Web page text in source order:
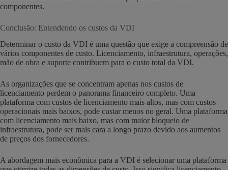
componentes.
Conclusão: Entendendo os custos da VDI
Determinar o custo da VDI é uma questão que exige a compreensão de
vários componentes de custo. Licenciamento, infraestrutura, operações,
mão de obra e suporte contribuem para o custo total da VDI.
As organizações que se concentram apenas nos custos de
licenciamento perdem o panorama financeiro completo. Uma
plataforma com custos de licenciamento mais altos, mas com custos
operacionais mais baixos, pode custar menos no geral. Uma plataforma
com licenciamento mais baixo, mas com maior bloqueio de
infraestrutura, pode ser mais cara a longo prazo devido aos aumentos
de preços dos fornecedores.
A abordagem mais econômica para a VDI é selecionar uma plataforma